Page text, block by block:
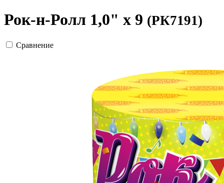
Рок-н-Ролл 1,0" х 9 (РК7191)
Сравнение